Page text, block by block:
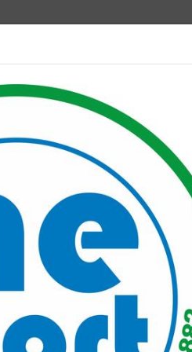
Mitgliederservice